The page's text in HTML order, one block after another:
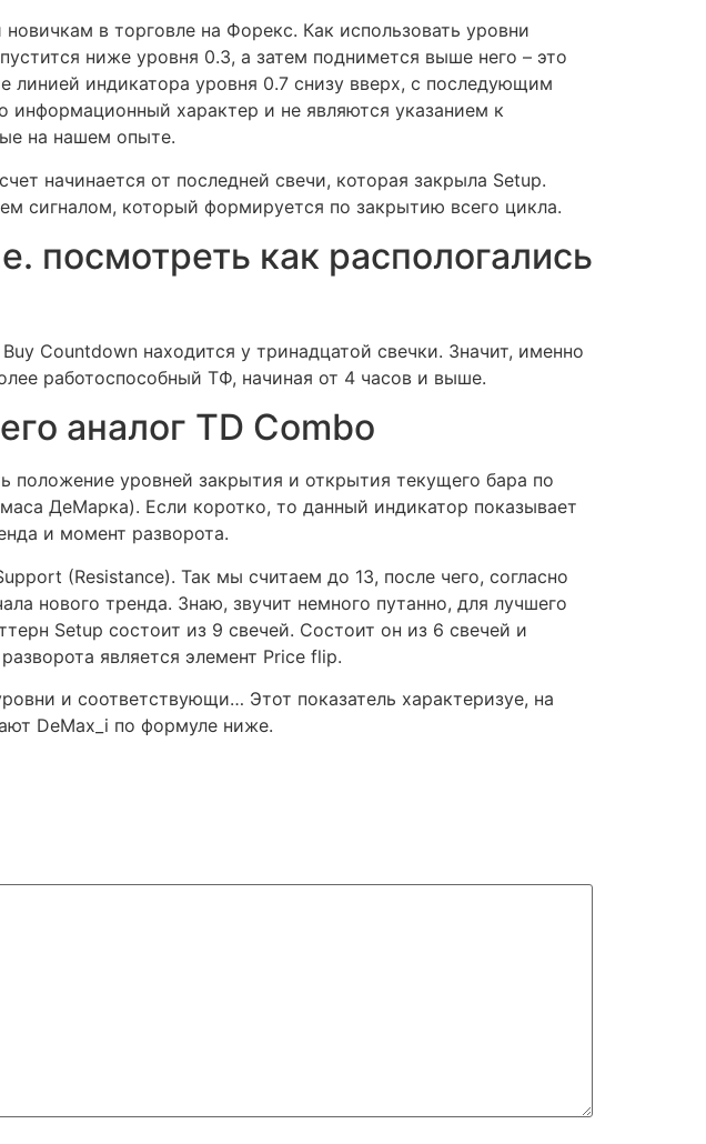
в торговле на Форекс. Как использовать уровни
ниже уровня 0.3, а затем поднимется выше него – это
линией индикатора уровня 0.7 снизу вверх, с последующим
информационный характер и не являются указанием к
на нашем опыте.
начинается от последней свечи, которая закрыла Setup.
сигналом, который формируется по закрытию всего цикла.
посмотреть как распологались
Countdown находится у тринадцатой свечки. Значит, именно
работоспособный ТФ, начиная от 4 часов и выше.
аналог TD Combo
положение уровней закрытия и открытия текущего бара по
ДеМарка). Если коротко, то данный индикатор показывает
и момент разворота.
(Resistance). Так мы считаем до 13, после чего, согласно
нового тренда. Знаю, звучит немного путанно, для лучшего
Setup состоит из 9 свечей. Состоит он из 6 свечей и
является элемент Price flip.
и соответствующи… Этот показатель характеризуе, на
DeMax_i по формуле ниже.